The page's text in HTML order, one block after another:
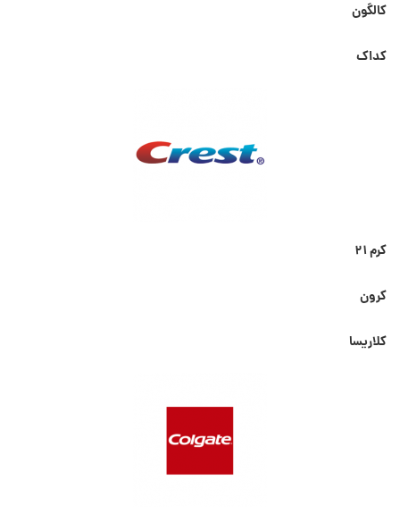
کالگون
کداک
کرم ۲۱
کرون
کلاریسا